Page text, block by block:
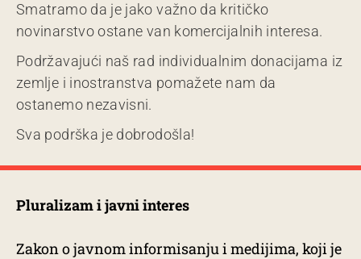
Smatramo da je jako važno da kritičko
novinarstvo ostane van komercijalnih interesa.
Podržavajući naš rad individualnim donacijama iz
zemlje i inostranstva pomažete nam da
ostanemo nezavisni.
Sva podrška je dobrodošla!
Pluralizam i javni interes
Zakon o javnom informisanju i medijima, koji je